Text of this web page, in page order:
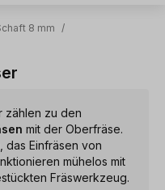
8 mm
/
zählen zu den
mit der Oberfräse.
das Einfräsen von
mühelos mit
Fräswerkzeug.